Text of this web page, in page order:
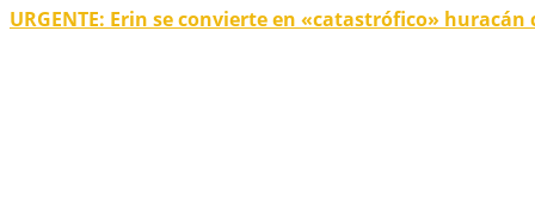
URGENTE: Erin se convierte en «catastrófico» huracán